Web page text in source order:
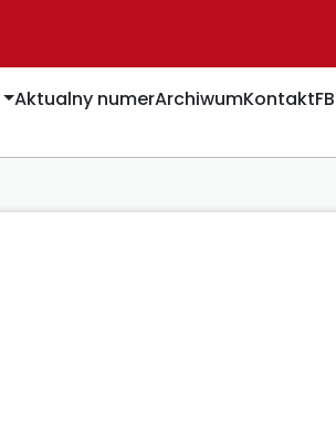
Aktualny numerArchiwumKontaktFB